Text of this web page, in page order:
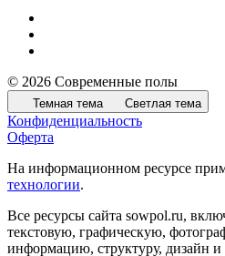
© 2026 Современные полы
Темная тема Светлая тема
Конфиденциальность
Оферта
На информационном ресурсе
технологии.
Все ресурсы сайта sowpol.ru,
текстовую, графическую,
информацию, структуру, дизайн